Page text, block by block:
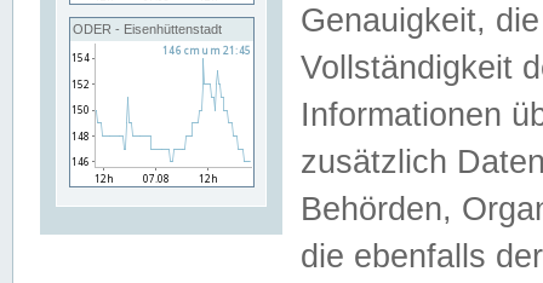
ODER - Eisenhüttenstadt
Genauigkeit,
Vollständigkeit
Informationen
zusätzlich
Behörden,
die ebenfalls